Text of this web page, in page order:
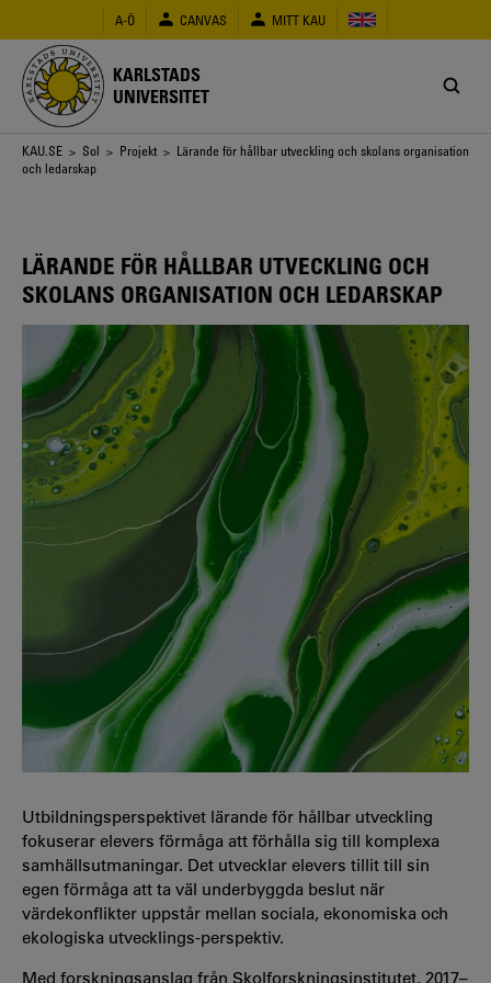
huvudinnehåll
A-Ö CANVAS MITT KAU
KARLSTADS
UNIVERSITET
Länkstig
KAU.SE > Sol > Projekt > Lärande för hållbar utveckling och skolans organisation
och ledarskap
LÄRANDE FÖR HÅLLBAR UTVECKLING OCH
SKOLANS ORGANISATION OCH LEDARSKAP
Utbildningsperspektivet lärande för hållbar utveckling
fokuserar elevers förmåga att förhålla sig till komplexa
samhällsutmaningar. Det utvecklar elevers tillit till sin
egen förmåga att ta väl underbyggda beslut när
värdekonflikter uppstår mellan sociala, ekonomiska och
ekologiska utvecklings-perspektiv.
Med forskningsanslag från Skolforskningsinstitutet, 2017–